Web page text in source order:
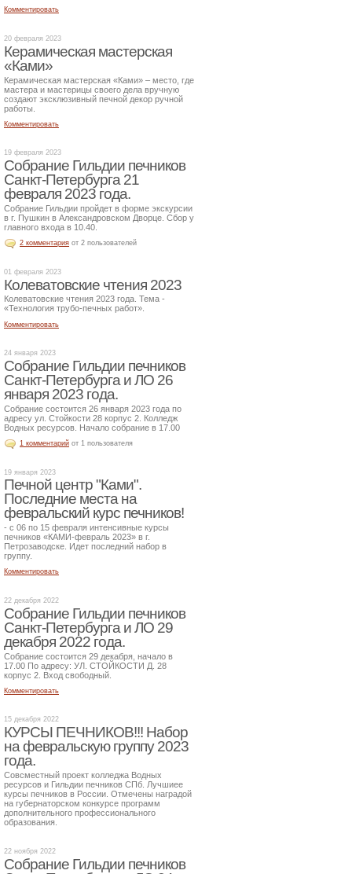
Комментировать
20 февраля 2023
Керамическая мастерская
«Ками»
Керамическая мастерская «Ками» – место, где
мастера и мастерицы своего дела вручную
создают эксклюзивный печной декор ручной
работы.
Комментировать
19 февраля 2023
Собрание Гильдии печников
Санкт-Петербурга 21
февраля 2023 года.
Собрание Гильдии пройдет в форме экскурсии
в г. Пушкин в Александровском Дворце. Сбор у
главного входа в 10.40.
2 комментария от 2 пользователей
01 февраля 2023
Колеватовские чтения 2023
Колеватовские чтения 2023 года. Тема -
«Технология трубо-печных работ».
Комментировать
24 января 2023
Собрание Гильдии печников
Санкт-Петербурга и ЛО 26
января 2023 года.
Собрание состоится 26 января 2023 года по
адресу ул. Стойкости 28 корпус 2. Колледж
Водных ресурсов. Начало собрание в 17.00
1 комментарий от 1 пользователя
19 января 2023
Печной центр "Ками".
Последние места на
февральский курс печников!
- с 06 по 15 февраля интенсивные курсы
печников «КАМИ-февраль 2023» в г.
Петрозаводске. Идет последний набор в
группу.
Комментировать
22 декабря 2022
Собрание Гильдии печников
Санкт-Петербурга и ЛО 29
декабря 2022 года.
Собрание состоится 29 декабря, начало в
17.00 По адресу: УЛ. СТОЙКОСТИ Д. 28
корпус 2. Вход свободный.
Комментировать
15 декабря 2022
КУРСЫ ПЕЧНИКОВ!!! Набор
на февральскую группу 2023
года.
Совсместный проект колледжа Водных
ресурсов и Гильдии печников СПб. Лучшиее
курсы печников в России. Отмечены наградой
на губернаторском конкурсе программ
дополнительного профессионального
образования.
22 ноября 2022
Собрание Гильдии печников